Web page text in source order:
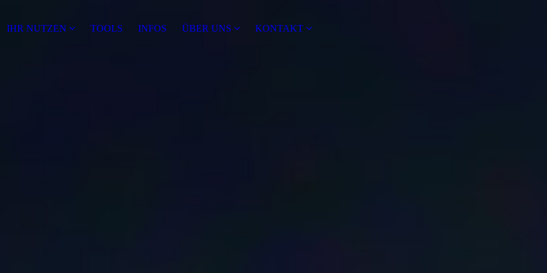
IHR NUTZEN TOOLS INFOS ÜBER UNS KONTAKT